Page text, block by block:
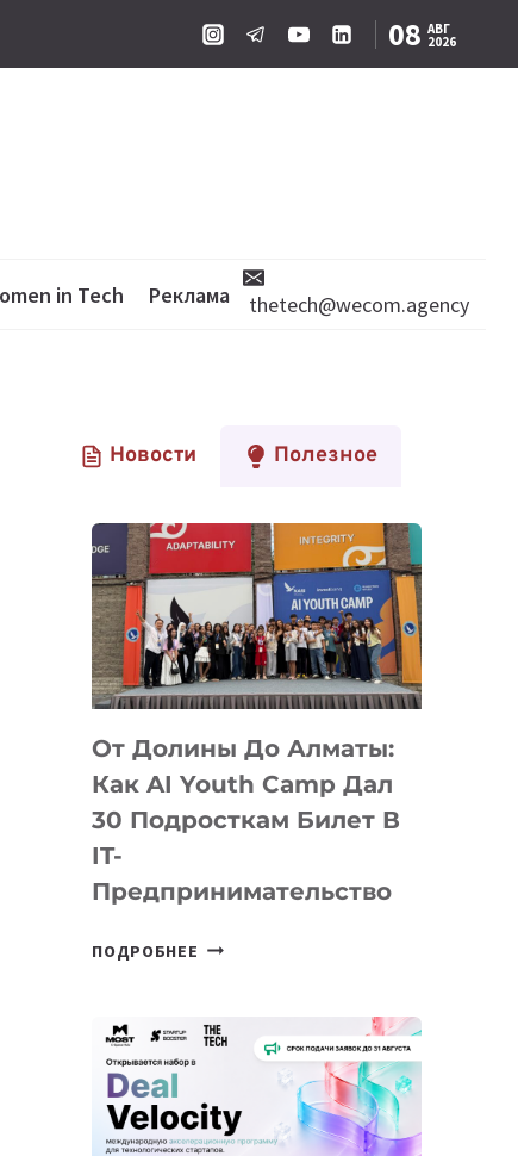
08 АВГ
2026
in Tech Реклама thetech@wecom.agency
Новости Полезное
От Долины До Алматы:
Как AI Youth Camp Дал
30 Подросткам Билет В
IT-
Предпринимательство
ПОДРОБНЕЕ ОТ
АЛМАТЫ:
YOUTH